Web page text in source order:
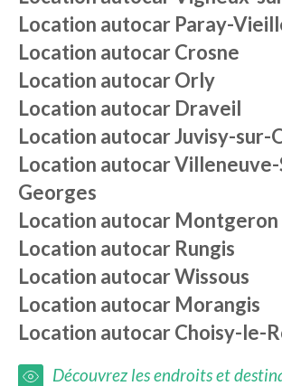
Location autocar Paray-
Location autocarCrosne
Location autocarOrly
Location autocar Draveil
Location autocarJuvisy-sur-
Location autocar
Georges
Location autocar Montgeron
Location autocar Rungis
Location autocarWissous
Location autocar Morangis
Location autocarChoisy-le-
Découvrez les endroits et